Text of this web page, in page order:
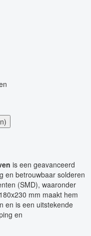
is een geavanceerd
en betrouwbaar solderen
(SMD), waaronder
mm maakt hem
en is een uitstekende
en